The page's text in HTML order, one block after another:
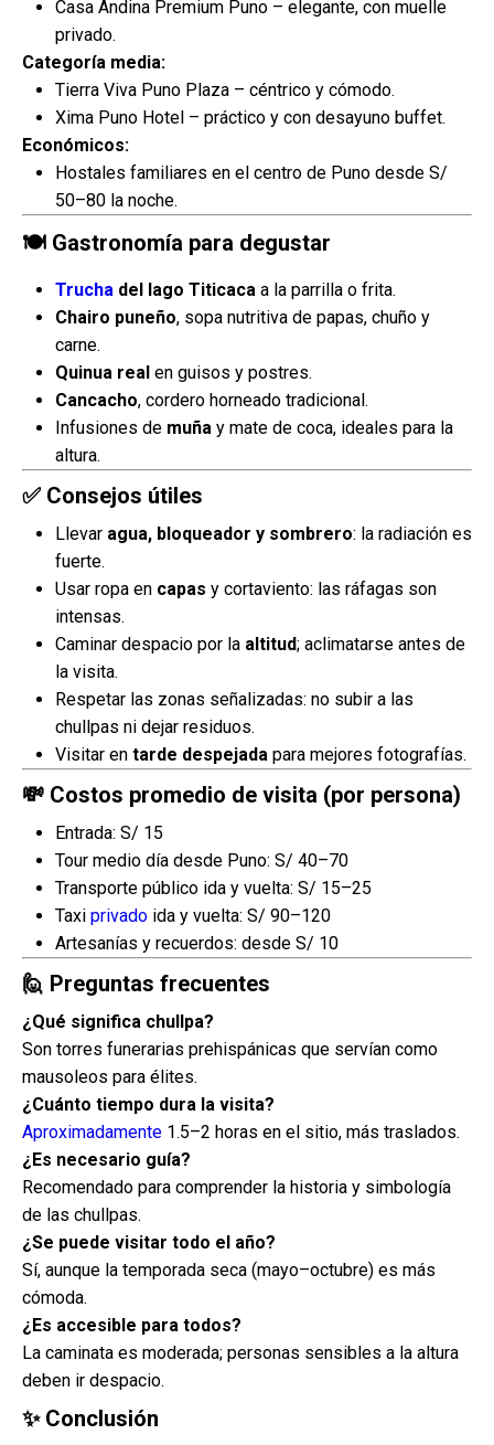
Casa Andina Premium Puno – elegante, con muelle
privado.
Categoría media:
Tierra Viva Puno Plaza – céntrico y cómodo.
Xima Puno Hotel – práctico y con desayuno buffet.
Económicos:
Hostales familiares en el centro de Puno desde S/
50–80 la noche.
🍽️ Gastronomía para degustar
Trucha del lago Titicaca a la parrilla o frita.
Chairo puneño, sopa nutritiva de papas, chuño y
carne.
Quinua real en guisos y postres.
Cancacho, cordero horneado tradicional.
Infusiones de muña y mate de coca, ideales para la
altura.
✅ Consejos útiles
Llevar agua, bloqueador y sombrero: la radiación es
fuerte.
Usar ropa en capas y cortaviento: las ráfagas son
intensas.
Caminar despacio por la altitud; aclimatarse antes de
la visita.
Respetar las zonas señalizadas: no subir a las
chullpas ni dejar residuos.
Visitar en tarde despejada para mejores fotografías.
💸 Costos promedio de visita (por persona)
Entrada: S/ 15
Tour medio día desde Puno: S/ 40–70
Transporte público ida y vuelta: S/ 15–25
Taxi privado ida y vuelta: S/ 90–120
Artesanías y recuerdos: desde S/ 10
🙋 Preguntas frecuentes
¿Qué significa chullpa?
Son torres funerarias prehispánicas que servían como
mausoleos para élites.
¿Cuánto tiempo dura la visita?
Aproximadamente 1.5–2 horas en el sitio, más traslados.
¿Es necesario guía?
Recomendado para comprender la historia y simbología
de las chullpas.
¿Se puede visitar todo el año?
Sí, aunque la temporada seca (mayo–octubre) es más
cómoda.
¿Es accesible para todos?
La caminata es moderada; personas sensibles a la altura
deben ir despacio.
✨ Conclusión